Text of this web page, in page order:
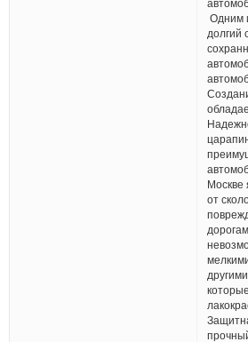
Одним
долгий
Москве
от